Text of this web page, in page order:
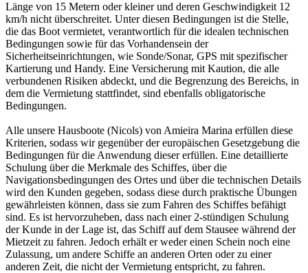
Länge von 15 Metern oder kleiner und deren Geschwindigkeit 12
km/h nicht überschreitet. Unter diesen Bedingungen ist die Stelle,
die das Boot vermietet, verantwortlich für die idealen technischen
Bedingungen sowie für das Vorhandensein der
Sicherheitseinrichtungen, wie Sonde/Sonar, GPS mit spezifischer
Kartierung und Handy. Eine Versicherung mit Kaution, die alle
verbundenen Risiken abdeckt, und die Begrenzung des Bereichs, in
dem die Vermietung stattfindet, sind ebenfalls obligatorische
Bedingungen.
Alle unsere Hausboote (Nicols) von Amieira Marina erfüllen diese
Kriterien, sodass wir gegenüber der europäischen Gesetzgebung die
Bedingungen für die Anwendung dieser erfüllen. Eine detaillierte
Schulung über die Merkmale des Schiffes, über die
Navigationsbedingungen des Ortes und über die technischen Details
wird den Kunden gegeben, sodass diese durch praktische Übungen
gewährleisten können, dass sie zum Fahren des Schiffes befähigt
sind. Es ist hervorzuheben, dass nach einer 2-stündigen Schulung
der Kunde in der Lage ist, das Schiff auf dem Stausee während der
Mietzeit zu fahren. Jedoch erhält er weder einen Schein noch eine
Zulassung, um andere Schiffe an anderen Orten oder zu einer
anderen Zeit, die nicht der Vermietung entspricht, zu fahren.